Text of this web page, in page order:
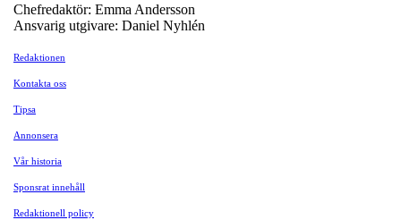
Chefredaktör: Emma Andersson
Ansvarig utgivare: Daniel Nyhlén
Redaktionen
Kontakta oss
Tipsa
Annonsera
Vår historia
Sponsrat innehåll
Redaktionell policy